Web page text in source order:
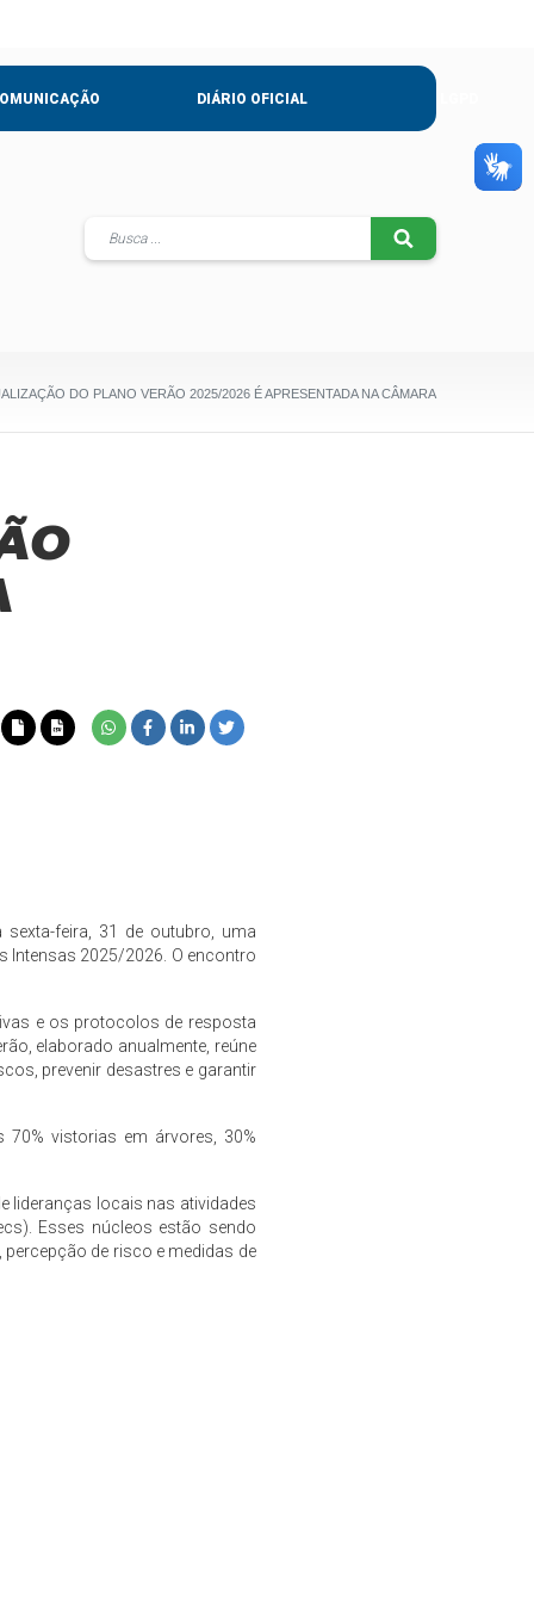
DIÁRIO OFICIAL
DO PLANO VERÃO 2025/2026 É APRESENTADA NA CÂMARA
feira, 31 de outubro, uma
Intensas 2025/2026. O encontro
e os protocolos de resposta
elaborado anualmente, reúne
prevenir desastres e garantir
70% vistorias em árvores, 30%
lideranças locais nas atividades
Esses núcleos estão sendo
de risco e medidas de